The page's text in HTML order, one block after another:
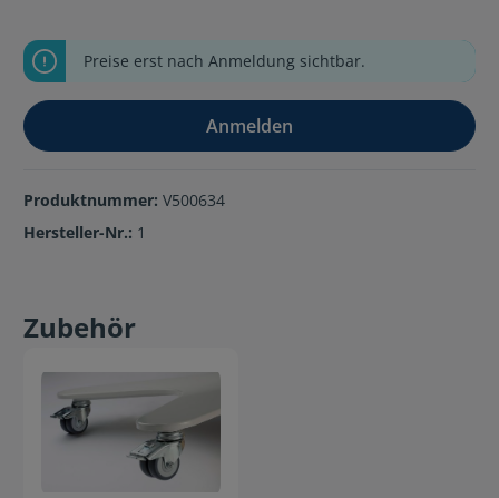
Preise erst nach Anmeldung sichtbar.
Anmelden
Produktnummer:V500634
Hersteller-Nr.: 1
Zubehör